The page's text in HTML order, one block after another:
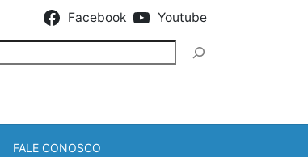
Facebook Youtube
FALE CONOSCO